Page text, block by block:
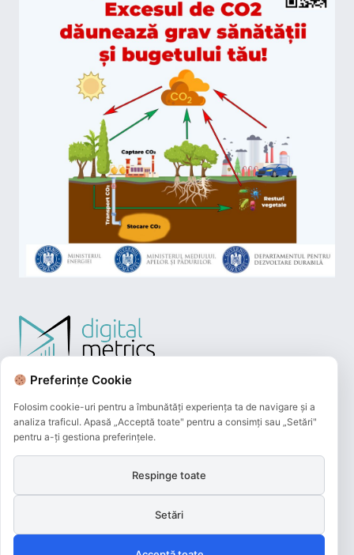
Plățile online efectuate pe acest site
și beneficiază de 3D-Secure.
Preferințe Cookie
Folosim cookie-uri pentru a îmbunătăți experiența ta de navigare și a
analiza traficul. Apasă „Acceptă toate" pentru a consimți sau „Setări"
pentru a-ți gestiona preferințele.
Respinge toate
Setări